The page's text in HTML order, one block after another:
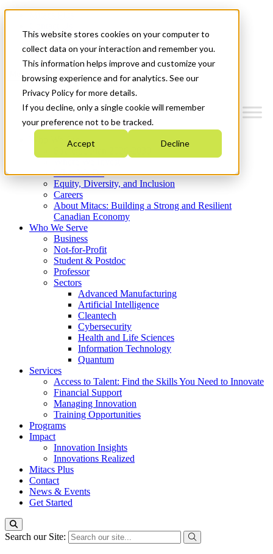
This website stores cookies on your computer to
collect data on your interaction and remember you.
This information helps improve and customize your
browsing experience and for analytics. See our
Privacy Policy for more details.
If you decline, only a single cookie will remember
your preference not to be tracked.
Accept Decline
News & Events
Get Started
Menu
Who We Are
Strategic Plan 2026-2030
What We Do
Equity, Diversity, and Inclusion
Careers
About Mitacs: Building a Strong and Resilient
Canadian Economy
Who We Serve
Business
Not-for-Profit
Student & Postdoc
Professor
Sectors
Advanced Manufacturing
Artificial Intelligence
Cleantech
Cybersecurity
Health and Life Sciences
Information Technology
Quantum
Services
Access to Talent: Find the Skills You Need to Innovate
Financial Support
Managing Innovation
Training Opportunities
Programs
Impact
Innovation Insights
Innovations Realized
Mitacs Plus
Contact
News & Events
Get Started
Search our Site: